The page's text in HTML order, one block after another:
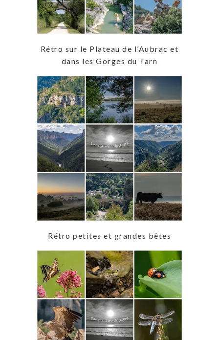
Rétro sur le Plateau de l’Aubrac et
dans les Gorges du Tarn
Rétro petites et grandes bêtes